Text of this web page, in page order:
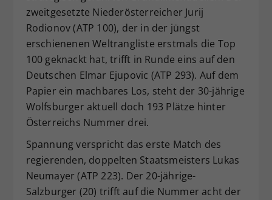
zweitgesetzte Niederösterreicher Jurij
Rodionov (ATP 100), der in der jüngst
erschienenen Weltrangliste erstmals die Top
100 geknackt hat, trifft in Runde eins auf den
Deutschen Elmar Ejupovic (ATP 293). Auf dem
Papier ein machbares Los, steht der 30-jährige
Wolfsburger aktuell doch 193 Plätze hinter
Österreichs Nummer drei.
Spannung verspricht das erste Match des
regierenden, doppelten Staatsmeisters Lukas
Neumayer (ATP 223). Der 20-jährige-
Salzburger (20) trifft auf die Nummer acht der